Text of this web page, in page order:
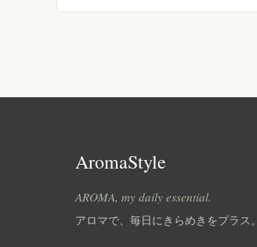
AromaStyle
AROMA, my daily essential.
アロマで、毎日にきらめきをプラス。